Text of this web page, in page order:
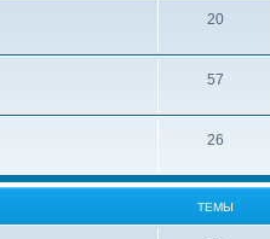
20
57
26
ТЕМЫ